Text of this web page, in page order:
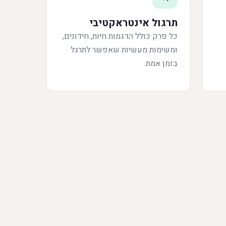
תרגול אינטראקטיבי
כל פרק כולל הדגמות חיות, חידונים,
ומשימות מעשיות שאפשר לתרגל
בזמן אמת.